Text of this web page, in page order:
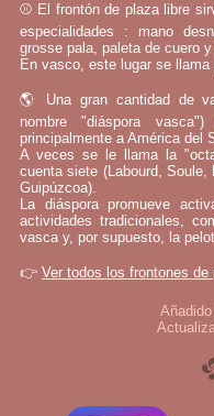
⚾ El frontón de plaza libre
especialidades : mano
grosse pala, paleta de cuero
En vasco, este lugar se llama
🌎 Una gran cantidad de
nombre "diáspora
principalmente a América del
A veces se le llama la
cuenta siete (Labourd,
Guipúzcoa).
La diáspora promueve
actividades tradicionales,
vasca y, por supuesto, la
👉 Ver todos los frontones de